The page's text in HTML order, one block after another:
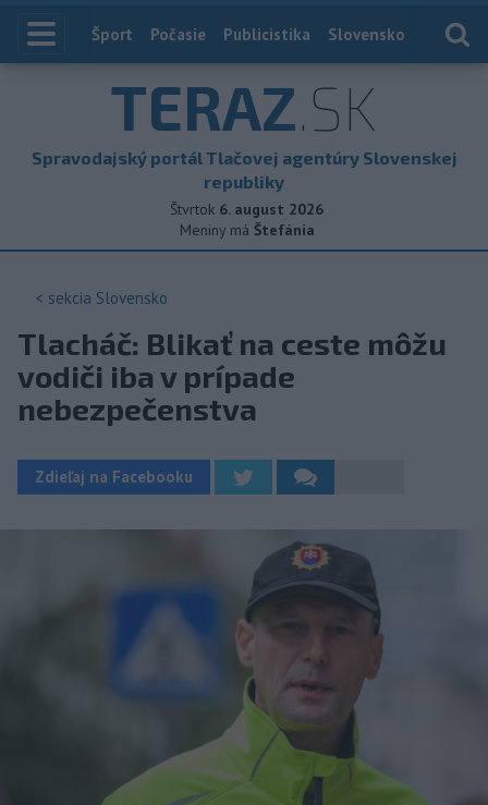
Index
Šport Počasie Publicistika Slovensko
TERAZ.SK
Spravodajský portál Tlačovej agentúry Slovenskej
republiky
Štvrtok 6. august 2026
Meniny má Štefánia
< sekcia Slovensko
Tlacháč: Blikať na ceste môžu
vodiči iba v prípade
nebezpečenstva
Zdieľaj na Facebooku